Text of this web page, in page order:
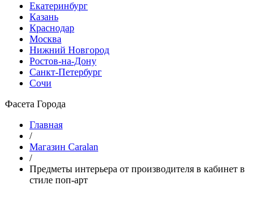
Екатеринбург
Казань
Краснодар
Москва
Нижний Новгород
Ростов-на-Дону
Санкт-Петербург
Сочи
Фасета Города
Главная
/
Магазин Caralan
/
Предметы интерьера от производителя в кабинет в
стиле поп-арт